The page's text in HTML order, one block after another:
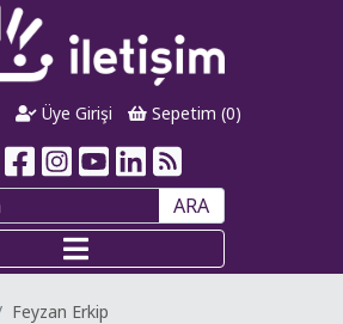
Üye Girişi Sepetim (0)
ARA
Feyzan Erkip